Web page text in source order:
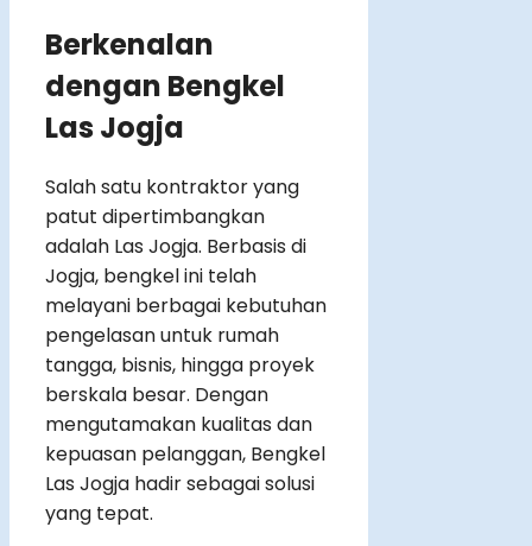
Berkenalan
dengan Bengkel
Las Jogja
Salah satu kontraktor yang
patut dipertimbangkan
adalah Las Jogja. Berbasis di
Jogja, bengkel ini telah
melayani berbagai kebutuhan
pengelasan untuk rumah
tangga, bisnis, hingga proyek
berskala besar. Dengan
mengutamakan kualitas dan
kepuasan pelanggan, Bengkel
Las Jogja hadir sebagai solusi
yang tepat.